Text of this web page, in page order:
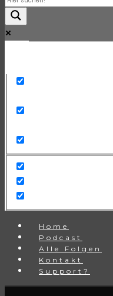
Home
Podcast
Alle Folgen
Kontakt
Support?